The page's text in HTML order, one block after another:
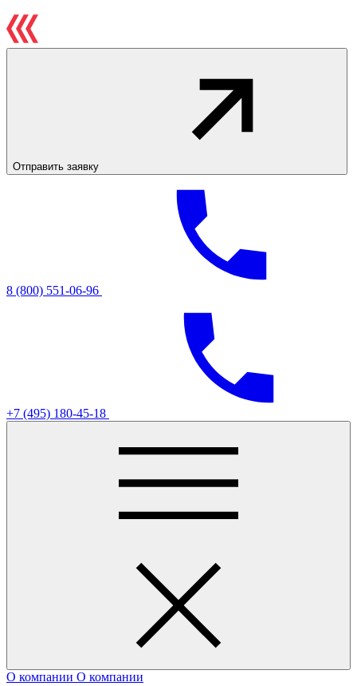
Отправить заявку
8 (800) 551-06-96
+7 (495) 180-45-18
О компании О компании